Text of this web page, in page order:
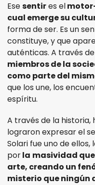
Esesentires el
cual emerge su
forma de ser. Es un
constituye, y que
auténticas. A través
miembros de la
como parte del
que los une, los
espíritu.
A través de la
lograron expresar el
Solari fue uno de
porla masividad
arte, creando un
misterio que ningún